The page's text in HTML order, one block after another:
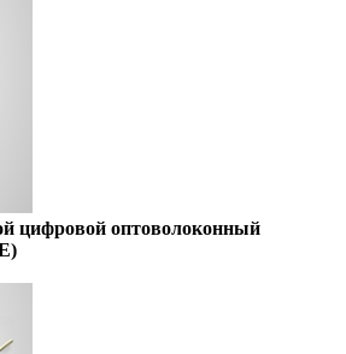
цифровой оптоволоконный
)